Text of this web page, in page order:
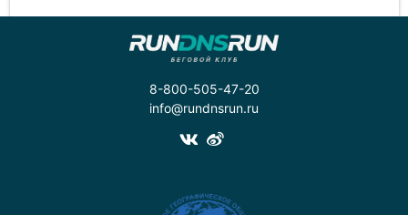
8-800-505-47-20
info@rundnsrun.ru